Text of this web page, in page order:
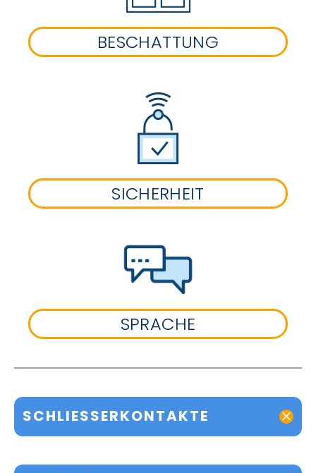
BESCHATTUNG
SICHERHEIT
SPRACHE
SCHLIESSERKONTAKTE